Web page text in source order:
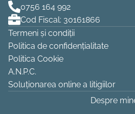
Despre
0756 164 992
Cod Fiscal: 30161866
Termeni și condiții
Politica de confidențialitate
Politica Cookie
A.N.P.C.
Soluționarea online a litigiilor